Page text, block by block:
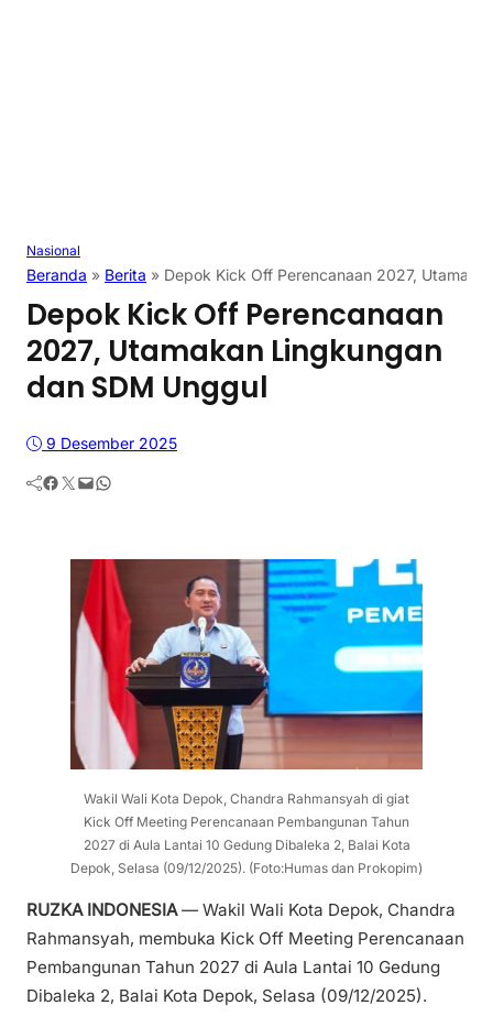
Nasional
Beranda » Berita » Depok Kick Off Perencanaan 2027,
Depok Kick Off Perencanaan
2027, Utamakan Lingkungan
dan SDM Unggul
9 Desember 2025
Facebook Twitter Mail WhatsApp
Wakil Wali Kota Depok, Chandra Rahmansyah di giat
Kick Off Meeting Perencanaan Pembangunan Tahun
2027 di Aula Lantai 10 Gedung Dibaleka 2, Balai Kota
Depok, Selasa (09/12/2025). (Foto:Humas dan Prokopim)
RUZKA INDONESIA— Wakil Wali Kota Depok, Chandra
Rahmansyah, membuka Kick Off Meeting Perencanaan
Pembangunan Tahun 2027 di Aula Lantai 10 Gedung
Dibaleka 2, Balai Kota Depok, Selasa (09/12/2025).